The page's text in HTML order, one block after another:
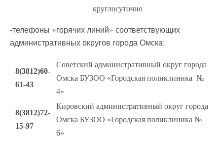
круглосуточно
-телефоны «горячих линий» соответствующих
административных округов города Омска:
8(3812)60-
61-43
Советский административный округ города
Омска БУЗОО «Городская поликлиника №
4»
8(3812)72-
15-97
Кировский административный округ города
Омска БУЗОО «Городская поликлиника №
6»